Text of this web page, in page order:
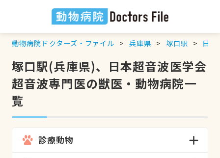
動物病院ドクターズ・ファイル 兵庫県 塚口駅 日本
塚口駅(兵庫県)、日本超音波医学会
超音波専門医の獣医・動物病院一
覧
診療動物